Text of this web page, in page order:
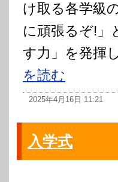
け取る各学級
に頑張るぞ!」
す力」を発揮
を読む
2025年4月16日 11:21
入学式